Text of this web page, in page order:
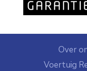
Over
Voertuig